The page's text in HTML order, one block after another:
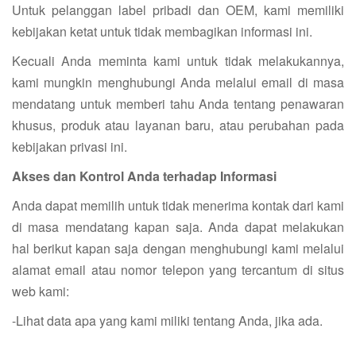
Untuk pelanggan label pribadi dan OEM, kami memiliki
kebijakan ketat untuk tidak membagikan informasi ini.
Kecuali Anda meminta kami untuk tidak melakukannya,
kami mungkin menghubungi Anda melalui email di masa
mendatang untuk memberi tahu Anda tentang penawaran
khusus, produk atau layanan baru, atau perubahan pada
kebijakan privasi ini.
Akses dan Kontrol Anda terhadap Informasi
Anda dapat memilih untuk tidak menerima kontak dari kami
di masa mendatang kapan saja. Anda dapat melakukan
hal berikut kapan saja dengan menghubungi kami melalui
alamat email atau nomor telepon yang tercantum di situs
web kami:
-Lihat data apa yang kami miliki tentang Anda, jika ada.